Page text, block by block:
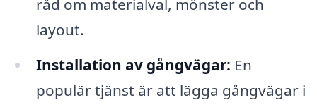
råd om materialval, mönster och
layout.
Installation av gångvägar: En
populär tjänst är att lägga gångvägar i